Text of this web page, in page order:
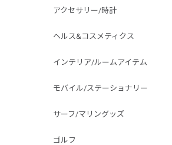
アクセサリー/時計
ヘルス&コスメティクス
インテリア/ルームアイテム
モバイル/ステーショナリー
サーフ/マリングッズ
ゴルフ